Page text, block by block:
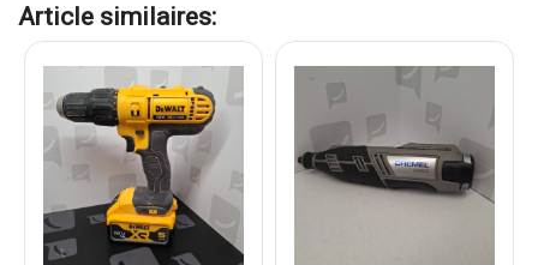
Article similaires: